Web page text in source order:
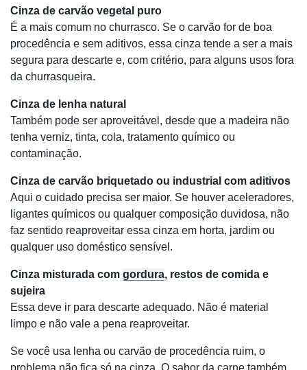
Cinza de carvão vegetal puro
É a mais comum no churrasco. Se o carvão for de boa
procedência e sem aditivos, essa cinza tende a ser a mais
segura para descarte e, com critério, para alguns usos fora
da churrasqueira.
Cinza de lenha natural
Também pode ser aproveitável, desde que a madeira não
tenha verniz, tinta, cola, tratamento químico ou
contaminação.
Cinza de carvão briquetado ou industrial com aditivos
Aqui o cuidado precisa ser maior. Se houver aceleradores,
ligantes químicos ou qualquer composição duvidosa, não
faz sentido reaproveitar essa cinza em horta, jardim ou
qualquer uso doméstico sensível.
Cinza misturada com gordura, restos de comida e
sujeira
Essa deve ir para descarte adequado. Não é material
limpo e não vale a pena reaproveitar.
Se você usa lenha ou carvão de procedência ruim, o
problema não fica só na cinza. O sabor da carne também